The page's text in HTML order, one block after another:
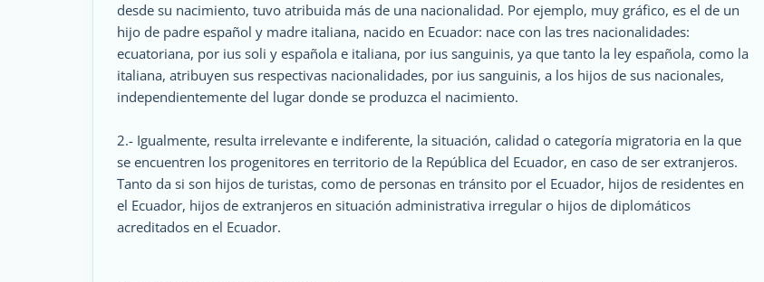
desde su nacimiento, tuvo atribuida más de una nacionalidad. Por ejemplo, muy gráfico, es el de un
hijo de padre español y madre italiana, nacido en Ecuador: nace con las tres nacionalidades:
ecuatoriana, por ius soli y española e italiana, por ius sanguinis, ya que tanto la ley española, como la
italiana, atribuyen sus respectivas nacionalidades, por ius sanguinis, a los hijos de sus nacionales,
independientemente del lugar donde se produzca el nacimiento.
2.- Igualmente, resulta irrelevante e indiferente, la situación, calidad o categoría migratoria en la que
se encuentren los progenitores en territorio de la República del Ecuador, en caso de ser extranjeros.
Tanto da si son hijos de turistas, como de personas en tránsito por el Ecuador, hijos de residentes en
el Ecuador, hijos de extranjeros en situación administrativa irregular o hijos de diplomáticos
acreditados en el Ecuador.